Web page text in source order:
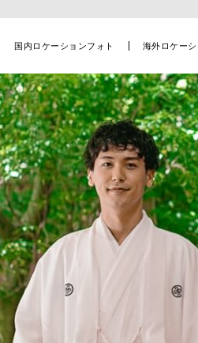
国内ロケーションフォト 海外ロケー